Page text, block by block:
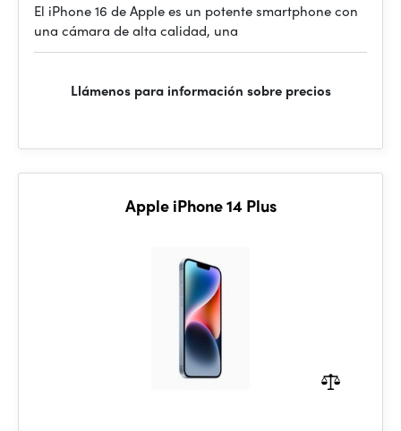
El iPhone 16 de Apple es un potente smartphone con
una cámara de alta calidad, una
Llámenos para información sobre precios
Apple iPhone 14 Plus